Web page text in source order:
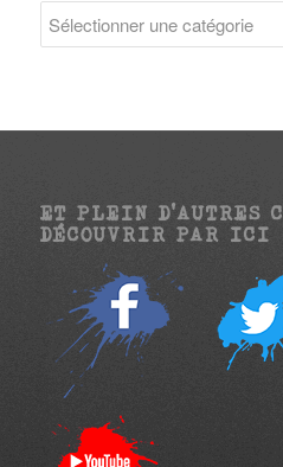
Choisissez
votre
ET PLEIN D’AUTRES
DÉCOUVRIR PAR ICI